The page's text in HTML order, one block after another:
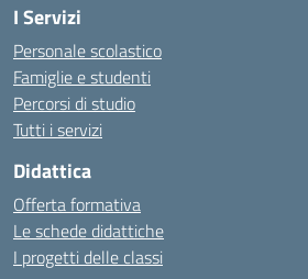
I Servizi
Personale scolastico
Famiglie e studenti
Percorsi di studio
Tutti i servizi
Didattica
Offerta formativa
Le schede didattiche
I progetti delle classi